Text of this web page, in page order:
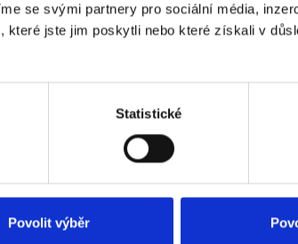
se svými partnery pro sociální média,
jste jim poskytli nebo které získali v
Statistické
Povolit výběr
uvedené konkretní naměřené hodnoty